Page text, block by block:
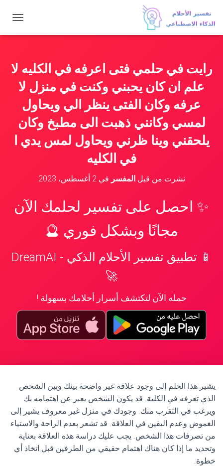
ب
ل
ا
رايت في حلمي فتى اعرفه في الكليه لا
علم ان كان يحبني وكنت في منزل لا
عرفه وكان الفتى ينظر الي ويحاول
لمسي وكانني ذهبت الى مطبخ وكان
يلحقني وينا ظرني ويحاول لمس يدي ا
في الكليه
نشرت من قبلالمفسر في2 أغسطس، 2023
✨ احصل على تفسير لحلمك الآن
مجانًا وبشكل فوري 🔮
📱 تطبيق تفسير الأحلام الذكي - DreamAI
🚀
حمله الآن لتكتشف أسرار أحلامك بسهولة !
يشير هذا الحلم إلى وجود علاقة غير واضحة بينك وبين الشخص
الذي تعرفه في الكلية. قد يكون الشخص يعبر عن اهتمامه بك
ويرغب في التقرب منك. وجودك في منزل غير معروف يشير إلى
الغموض وعدم اليقين في العلاقة. قد تشعر بعدم الراحة والاستياء
من تصرفات هذا الشخص. يجب عليك دراسة هذه العلاقة بعناية
وتحديد ما إذا كان هناك اهتمام حقيقي من الطرفين قبل اتخاذ أي
خطوة.